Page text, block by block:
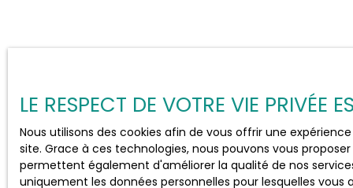
LE RESPECT DE VOTRE VIE PRIVÉE
Nous utilisons des cookies afin de vous offrir une
site. Grace à ces technologies, nous pouvons vous
permettent également d'améliorer la qualité de nos
uniquement les données personnelles pour lesquelles